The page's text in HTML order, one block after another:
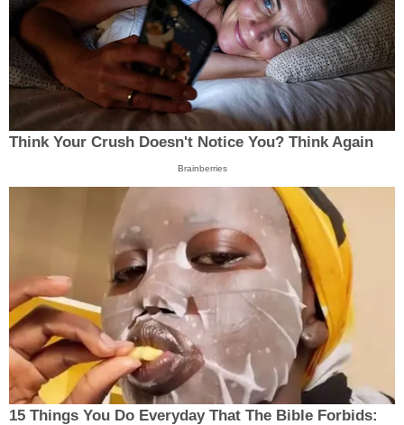
Think Your Crush Doesn't Notice You? Think Again
Brainberries
15 Things You Do Everyday That The Bible Forbids: